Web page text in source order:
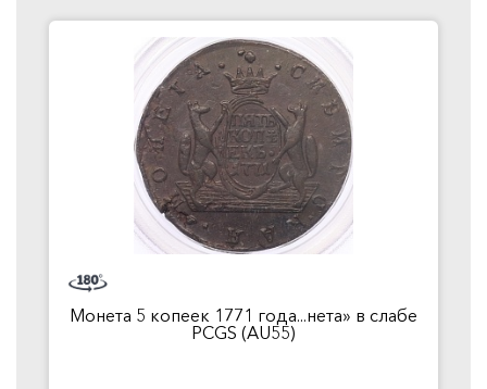
Монета 5 копеек 1771 года...нета» в слабе
PCGS (AU55)